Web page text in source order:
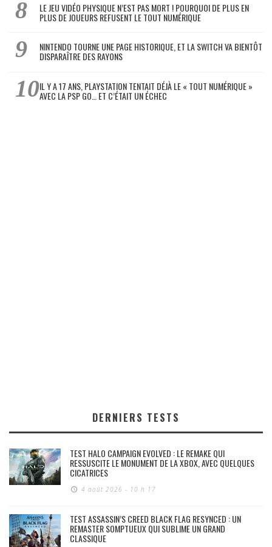
LE JEU VIDÉO PHYSIQUE N’EST PAS MORT ! POURQUOI DE PLUS EN
PLUS DE JOUEURS REFUSENT LE TOUT NUMÉRIQUE
NINTENDO TOURNE UNE PAGE HISTORIQUE, ET LA SWITCH VA BIENTÔT
DISPARAÎTRE DES RAYONS
IL Y A 17 ANS, PLAYSTATION TENTAIT DÉJÀ LE « TOUT NUMÉRIQUE »
AVEC LA PSP GO… ET C’ÉTAIT UN ÉCHEC
DERNIERS TESTS
TEST HALO CAMPAIGN EVOLVED : LE REMAKE QUI
RESSUSCITE LE MONUMENT DE LA XBOX, AVEC QUELQUES
CICATRICES
4 août 2026 - 10 h 17
TEST ASSASSIN’S CREED BLACK FLAG RESYNCED : UN
REMASTER SOMPTUEUX QUI SUBLIME UN GRAND
CLASSIQUE